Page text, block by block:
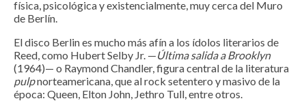
física, psicológica y existencialmente, muy cerca del Muro
de Berlín.
El disco Berlin es mucho más afín a los ídolos literarios de
Reed, como Hubert Selby Jr. —Última salida a Brooklyn
(1964)— o Raymond Chandler, figura central de la literatura
pulpnorteamericana, que al rock setentero y masivo de la
época: Queen, Elton John, Jethro Tull, entre otros.